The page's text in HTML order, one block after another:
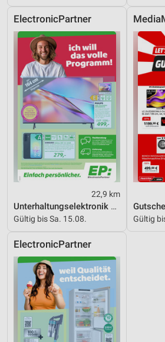
ElectronicPartner
22,9 km
Unterhaltungselektronik 08/2026
Gültig bis Sa. 15.08. Gültig
ElectronicPartner